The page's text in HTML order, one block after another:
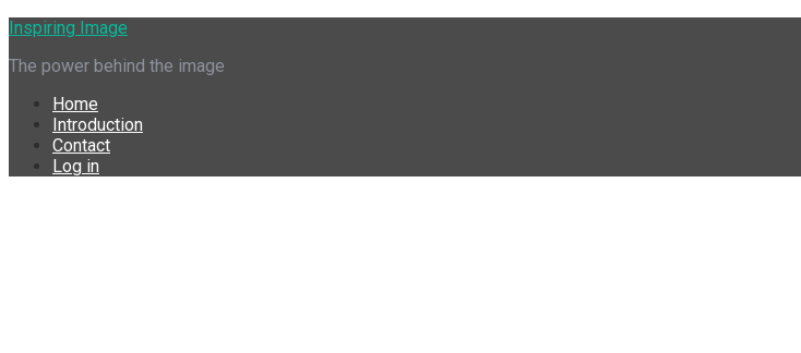
Skip
content
Inspiring Image
The power behind the image
Home
Introduction
Contact
Log in